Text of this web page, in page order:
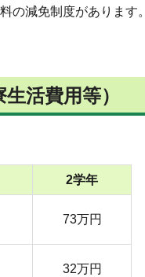
の減免制度があります。
活費用等）
2学年
73万円
32万円